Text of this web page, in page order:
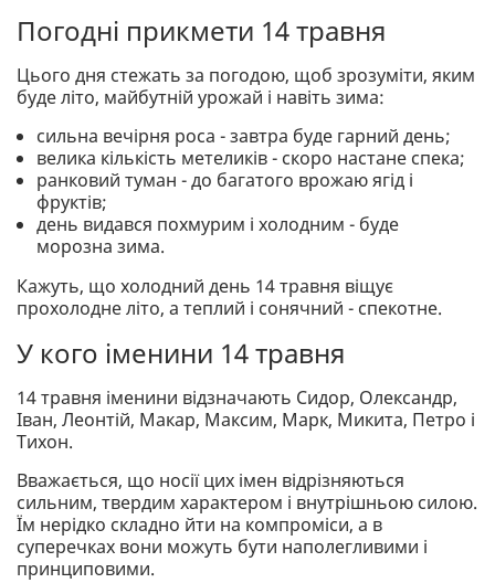
Погодні прикмети 14 травня
Цього дня стежать за погодою, щоб зрозуміти, яким
буде літо, майбутній урожай і навіть зима:
сильна вечірня роса - завтра буде гарний день;
велика кількість метеликів - скоро настане спека;
ранковий туман - до багатого врожаю ягід і
фруктів;
день видався похмурим і холодним - буде
морозна зима.
Кажуть, що холодний день 14 травня віщує
прохолодне літо, а теплий і сонячний - спекотне.
У кого іменини 14 травня
14 травня іменини відзначають Сидор, Олександр,
Іван, Леонтій, Макар, Максим, Марк, Микита, Петро і
Тихон.
Вважається, що носії цих імен відрізняються
сильним, твердим характером і внутрішньою силою.
Їм нерідко складно йти на компроміси, а в
суперечках вони можуть бути наполегливими і
принциповими.